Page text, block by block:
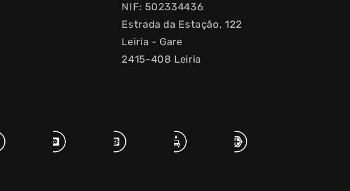
NIF: 502334436
Estrada da Estação, 122
Leiria - Gare
2415-408 Leiria